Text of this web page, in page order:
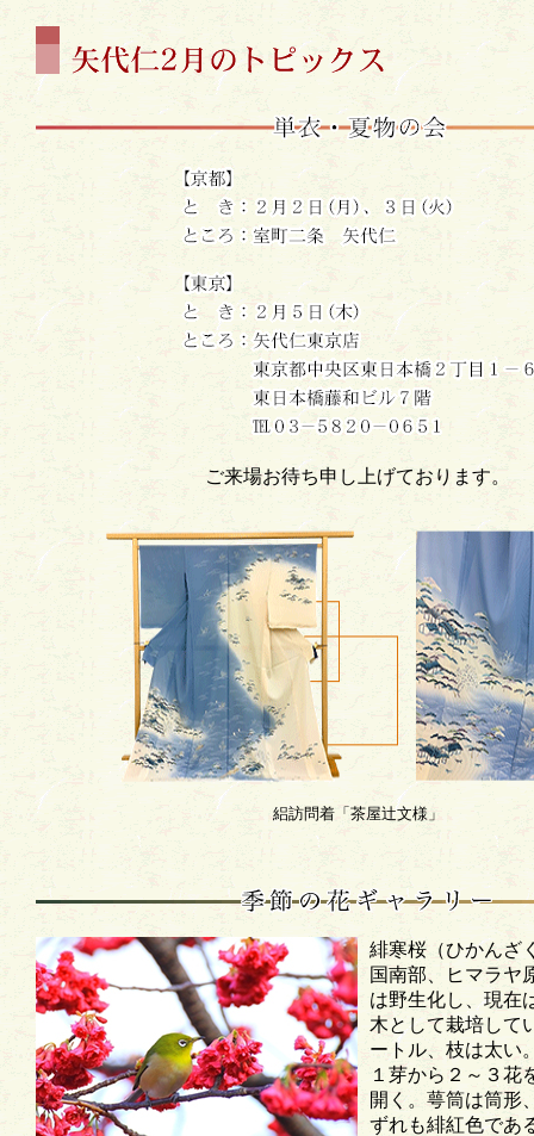
ご来場お待ち申し上げております。
絽訪問着「茶屋辻文様」
緋寒桜（ひかんざ
国南部、ヒマラヤ
は野生化し、現在
木として栽培して
ートル、枝は太い
１芽から２～３花
開く。萼筒は筒形
ずれも緋紅色であ